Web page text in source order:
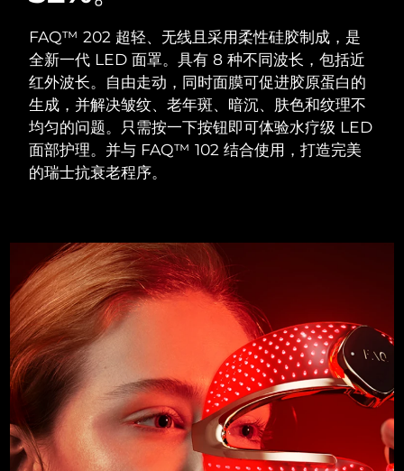
FAQ™ 202 超轻、无线且采用柔性硅胶制成，是
全新一代 LED 面罩。具有 8 种不同波长，包括近
红外波长。自由走动，同时面膜可促进胶原蛋白的
生成，并解决皱纹、老年斑、暗沉、肤色和纹理不
均匀的问题。只需按一下按钮即可体验水疗级 LED
面部护理。并与 FAQ™ 102 结合使用，打造完美
的瑞士抗衰老程序。
LUNA™ 4 套装
Anti-aging massage
LUNA™ 4 Plus
Massage, LED heating
For men, anti-aging massage
LUNA™ 4 mini
For young skin, T-zone
LUNA™ 4 go
For travel or gym bag
BEAR™ 2 套装
Microcurrent toning
BEAR™ 2 go
Microcurrent toning on-the-go
Microcurrent line smoothing device
面部提拉护理
Premium anti-aging skincare
BEAR™ 设备
All premium facelift devices
补水保湿
UFO™ 3 套装
UFO™ 3 LED
Near-infrared and red light therapy
device
UFO™ 3 mini
Red light therapy device for young skin
UFO™ 3 go
Portable red light therapy
口腔护理
issa™ 4
issa™ 4 plus
Smart hybrid silicone sonic toothbrush
issa™ 4 smile
Hybrid silicone sonic toothbrush
issa™ 4 baby
For ages 0-3
FAQ™ 抗老护理
抗老
FAQ™ 101
Clinical anti-aging
FAQ™ 102
Advanced clinical anti-aging
LED治疗
FAQ™ 201
LED mask
FAQ™ 202
LED mask
生发
FAQ™ 301
LED hair strengthening scalp massager
肌肤年轻化
NEW
FAQ™ 501
Full-Spectrum Red Light Therapy
NEW
比利时 预计送达日期 9/8/26
百慕大 预计送达日期15/8/26
波斯尼亚和黑塞哥维那 预计送达日期12/8/26
文莱 预计送达日期14/8/26
加拿大
智利
中国 预计送达日期9/8/26
哥伦比亚 预计送达日期13/8/26
克罗地亚 预计送达日期 9/8/26
塞浦路斯 预计送达日期10/8/26